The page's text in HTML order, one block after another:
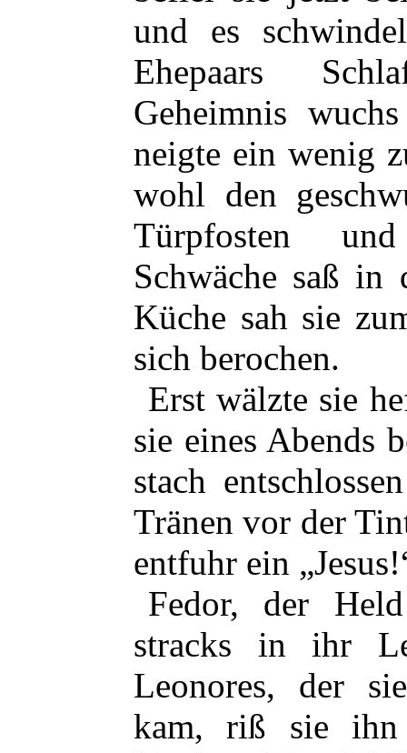
und es
Ehepaars
Geheimnis
neigte ein wenig
wohl den
Türpfosten
Schwäche saß in
Küche sah sie
sich berochen.
Erst wälzte sie
sie eines Abends
stach
Tränen vor der
entfuhr ein
Fedor, der
stracks in ihr
Leonores, der
kam, riß sie